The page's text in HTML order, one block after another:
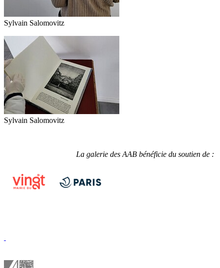
Sylvain Salomovitz
Sylvain Salomovitz
La galerie des AAB bénéficie du soutien de :